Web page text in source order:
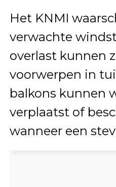
Het KNMI
verwachte
overlast kunnen
voorwerpen in
balkons kunnen
verplaatst of
wanneer een